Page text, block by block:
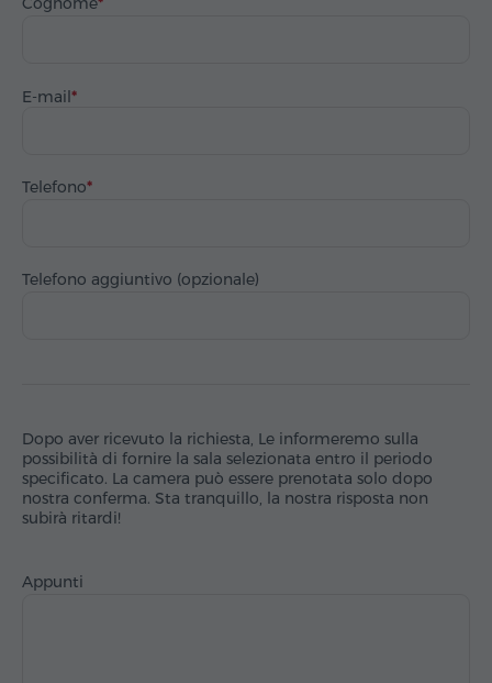
E-mail
Telefono
Telefono aggiuntivo (opzionale)
Dopo aver ricevuto la richiesta, Le informeremo sulla
possibilità di fornire la sala selezionata entro il periodo
specificato. La camera può essere prenotata solo dopo
nostra conferma. Sta tranquillo, la nostra risposta non
subirà ritardi!
Appunti